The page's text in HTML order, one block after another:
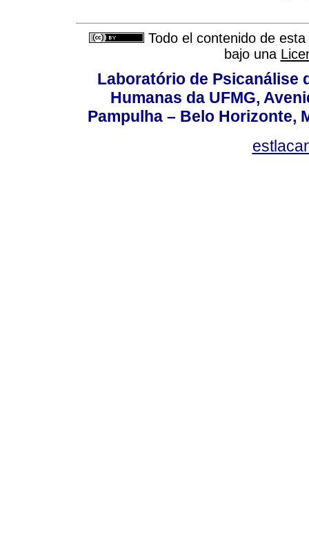
Todo el contenido de
bajo una
Laboratório de Psicanálise
Humanas da UFMG,
Pampulha – Belo Horizonte,